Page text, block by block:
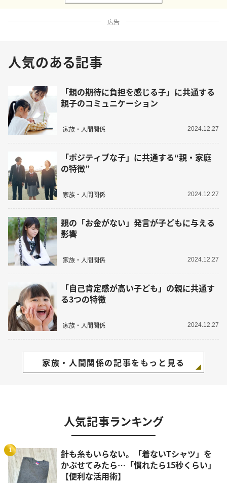
広告
人気のある記事
「親の期待に負担を感じる子」に共通する
親子のコミュニケーション
家族・人間関係 2024.12.27
「ポジティブな子」に共通する“親・家庭
の特徴”
家族・人間関係 2024.12.27
親の「お金がない」発言が子どもに与える
影響
家族・人間関係 2024.12.27
「自己肯定感が高い子ども」の親に共通す
る3つの特徴
家族・人間関係 2024.12.27
家族・人間関係の記事をもっと見る
人気記事ランキング
1
針も糸もいらない。「着ないTシャツ」を
かぶせてみたら…「慣れたら15秒くらい」
【便利な活用術】